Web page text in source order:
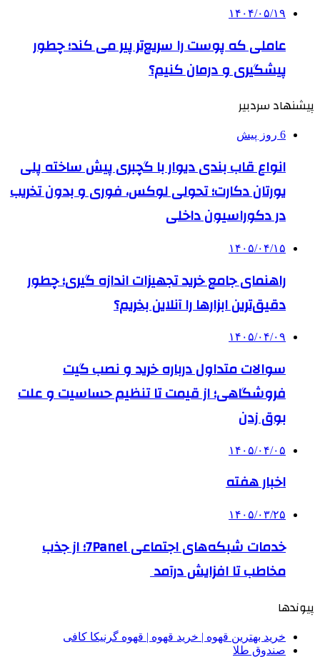
۱۴۰۴/۰۵/۱۹
عاملی که پوست را سریع‌تر پیر می کند؛ چطور
پیشگیری و درمان کنیم؟
پیشنهاد سردبیر
6 روز پیش
انواع قاب بندی دیوار با گچبری پیش ساخته پلی
یورتان دکارت؛ تحولی لوکس، فوری و بدون تخریب
در دکوراسیون داخلی
۱۴۰۵/۰۴/۱۵
راهنمای جامع خرید تجهیزات اندازه گیری؛ چطور
دقیق‌ترین ابزارها را آنلاین بخریم؟
۱۴۰۵/۰۴/۰۹
سوالات متداول درباره خرید و نصب گیت
فروشگاهی؛ از قیمت تا تنظیم حساسیت و علت
بوق زدن
۱۴۰۵/۰۴/۰۵
اخبار هفته
۱۴۰۵/۰۳/۲۵
خدمات شبکه‌های اجتماعی 7Panel؛ از جذب
مخاطب تا افزایش درآمد
پیوندها
خرید بهترین قهوه | خرید قهوه | قهوه گرنیکا کافی
صندوق طلا